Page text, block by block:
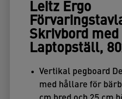
Leitz Ergo
Skrivbord med
Laptopställ,
Vertikal pegboard
med hållare för